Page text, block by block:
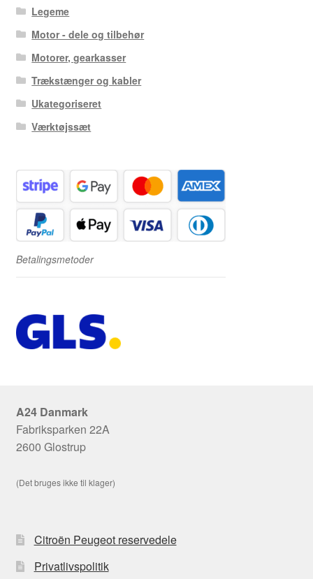
Legeme
Motor - dele og tilbehør
Motorer, gearkasser
Trækstænger og kabler
Ukategoriseret
Værktøjssæt
Betalingsmetoder
A24 Danmark
Fabriksparken 22A
2600 Glostrup
(Det bruges ikke til klager)
Citroën Peugeot reservedele
Privatlivspolitik